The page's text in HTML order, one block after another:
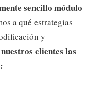
sencillo módulo
a qué estrategias
y
clientes las